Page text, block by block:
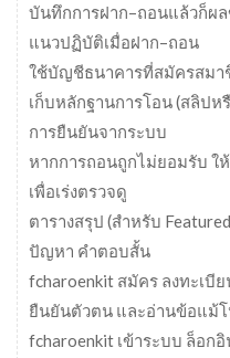
บันทึกการฝาก–ถอนแล้วก็ผ
แนวปฏิบัติเมื่อฝาก–ถอน
ใช้บัญชีธนาคารที่สมัครสม
เก็บหลักฐานการโอน (สลิป
การยืนยันจากระบบ
หากการถอนถูกไม่ยอมรับ
เพื่อเร่งตรวจดู
ตารางสรุป (สำหรับ
ปัญหา คำตอบสั้น
fcharoenkit สมัคร ลงทะเบี
ยืนยันตัวตน และอ่านข้อแม้
fcharoenkit เข้าระบบ ล็อก